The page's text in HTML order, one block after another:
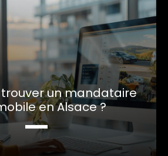
un mandataire
en Alsace ?